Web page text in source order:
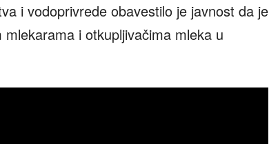
i vodoprivrede obavestilo je javnost da je
i otkupljivačima mleka u